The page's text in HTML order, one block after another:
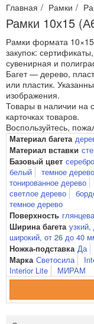
Главная Рамки
Рамки 10х15
Рамки формата
закупок:
сувенирная и
Багет — дерево,
или пластик.
изображения.
Товары в наличии на
карточках товаров.
Воспользуйтесь,
Материал багета
Материал вставки
Базовый цвет серебро
белый
темное дерево
тонированное дерево
светлое дерево
темное дерево
Поверхность
Ширина багета
широкий, от 26 до 40
Ножка-подставка Да
Марка Светосила
Interior Lite
МИРАМ